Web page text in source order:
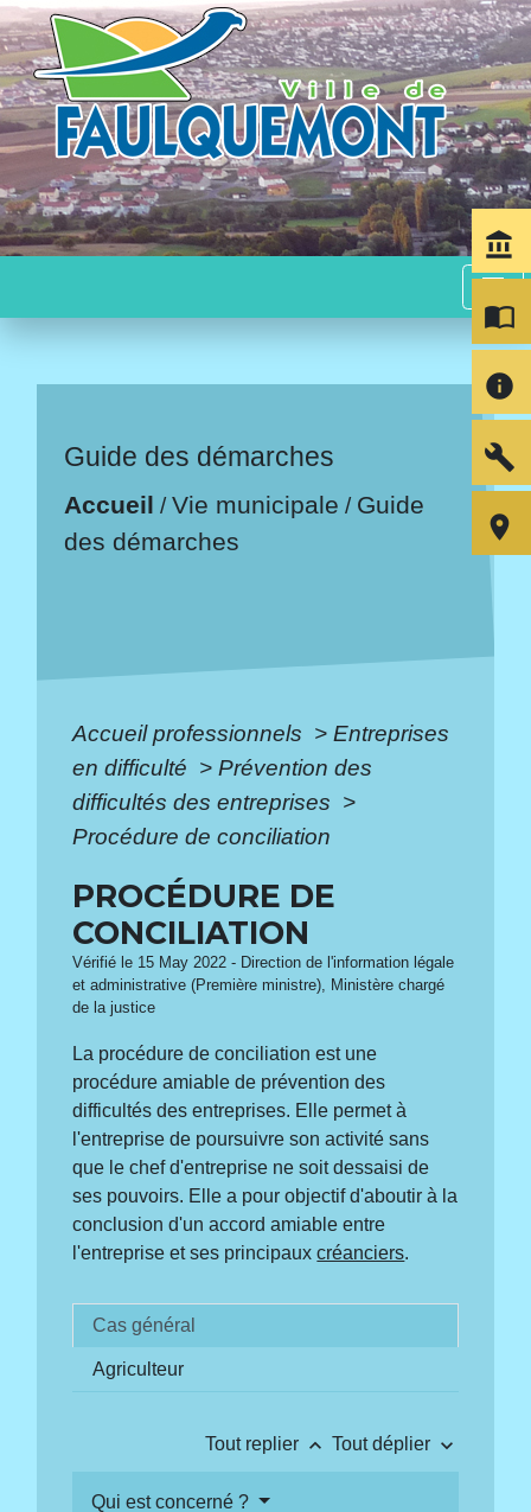
menu
Guide des démarches
Accueil /Vie municipale / Guide
des démarches
Accueil professionnels > Entreprises
en difficulté > Prévention des
difficultés des entreprises >
Procédure de conciliation
PROCÉDURE DE
CONCILIATION
Vérifié le 15 May 2022 - Direction de l'information légale
et administrative (Première ministre), Ministère chargé
de la justice
La procédure de conciliation est une
procédure amiable de prévention des
difficultés des entreprises. Elle permet à
l'entreprise de poursuivre son activité sans
que le chef d'entreprise ne soit dessaisi de
ses pouvoirs. Elle a pour objectif d'aboutir à la
conclusion d'un accord amiable entre
l'entreprise et ses principauxcréanciers.
Cas général
Agriculteur
Tout replier keyboard_arrow_up Tout déplier keyboard_arrow_down
Qui est concerné ?
account_balance
import_contacts
info
build
room